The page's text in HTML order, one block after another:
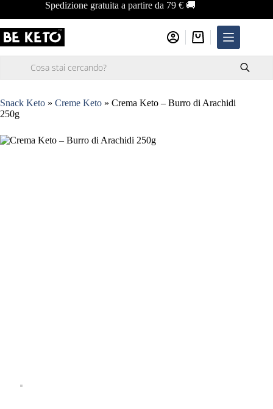
contenuto
Spedizione gratuita a partire da 79 € 🚚
Carrello
Snack Keto » Creme Keto » Crema Keto – Burro di Arachidi
250g